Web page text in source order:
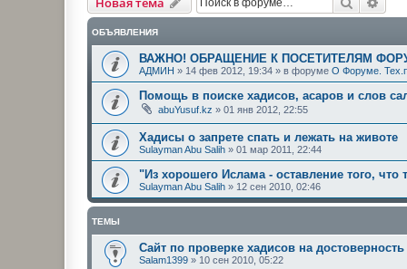
ОБЪЯВЛЕНИЯ
ВАЖНО! ОБРАЩЕНИЕ К ПОСЕТИТЕЛЯМ
АДМИН » 14 фев 2012, 19:34 » в форуме О Форуме.
Помощь в поиске хадисов, асаров и слов
abuYusuf.kz » 01 янв 2012, 22:55
Хадисы о запрете спать и лежать на животе
Sulayman Abu Salih » 01 мар 2011, 22:44
"Из хорошего Ислама - оставление того, что
Sulayman Abu Salih » 12 сен 2010, 02:46
ТЕМЫ
Сайт по проверке хадисов на достоверность
Salam1399 » 10 сен 2010, 05:22